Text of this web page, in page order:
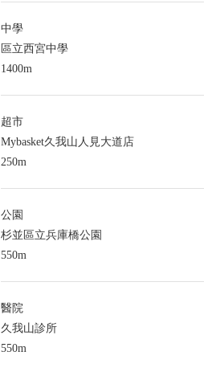
中學
區立西宮中學
1400m
超市
Mybasket久我山人見大道店
250m
公園
杉並區立兵庫橋公園
550m
醫院
久我山診所
550m